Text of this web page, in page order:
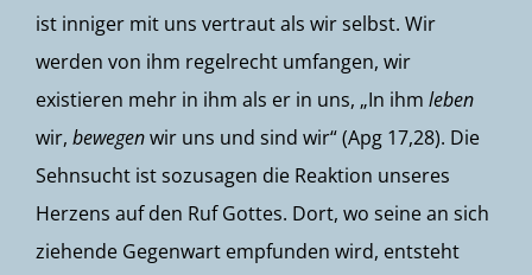
ist inniger mit uns vertraut als wir selbst. Wir
werden von ihm regelrecht umfangen, wir
existieren mehr in ihm als er in uns, „In ihm leben
wir, bewegenwir uns und sind wir“ (Apg 17,28). Die
Sehnsucht ist sozusagen die Reaktion unseres
Herzens auf den Ruf Gottes. Dort, wo seine an sich
ziehende Gegenwart empfunden wird, entsteht